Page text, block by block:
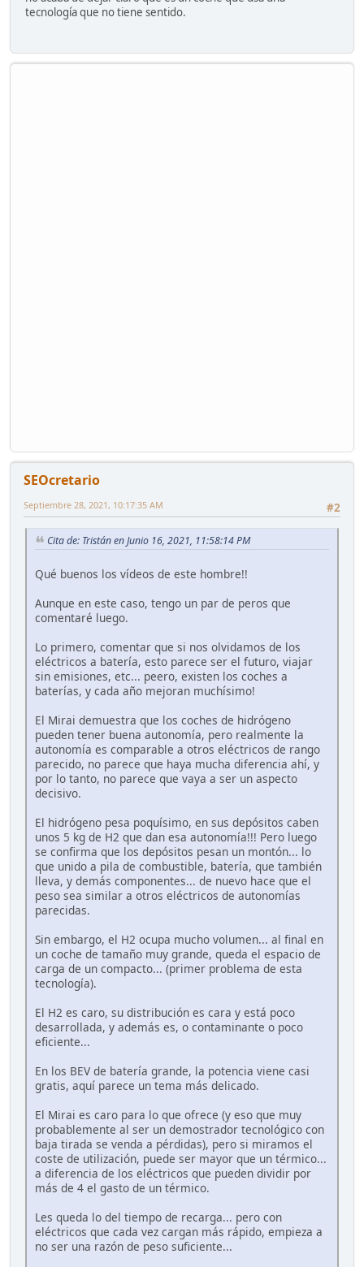
tecnología que no tiene sentido.
SEOcretario
#2
Septiembre 28, 2021, 10:17:35 AM
Cita de: Tristán en Junio 16, 2021, 11:58:14 PM
Qué buenos los vídeos de este hombre!!
Aunque en este caso, tengo un par de peros que
comentaré luego.
Lo primero, comentar que si nos olvidamos de los
eléctricos a batería, esto parece ser el futuro, viajar
sin emisiones, etc... peero, existen los coches a
baterías, y cada año mejoran muchísimo!
El Mirai demuestra que los coches de hidrógeno
pueden tener buena autonomía, pero realmente la
autonomía es comparable a otros eléctricos de rango
parecido, no parece que haya mucha diferencia ahí, y
por lo tanto, no parece que vaya a ser un aspecto
decisivo.
El hidrógeno pesa poquísimo, en sus depósitos caben
unos 5 kg de H2 que dan esa autonomía!!! Pero luego
se confirma que los depósitos pesan un montón... lo
que unido a pila de combustible, batería, que también
lleva, y demás componentes... de nuevo hace que el
peso sea similar a otros eléctricos de autonomías
parecidas.
Sin embargo, el H2 ocupa mucho volumen... al final en
un coche de tamaño muy grande, queda el espacio de
carga de un compacto... (primer problema de esta
tecnología).
El H2 es caro, su distribución es cara y está poco
desarrollada, y además es, o contaminante o poco
eficiente...
En los BEV de batería grande, la potencia viene casi
gratis, aquí parece un tema más delicado.
El Mirai es caro para lo que ofrece (y eso que muy
probablemente al ser un demostrador tecnológico con
baja tirada se venda a pérdidas), pero si miramos el
coste de utilización, puede ser mayor que un térmico...
a diferencia de los eléctricos que pueden dividir por
más de 4 el gasto de un térmico.
Les queda lo del tiempo de recarga... pero con
eléctricos que cada vez cargan más rápido, empieza a
no ser una razón de peso suficiente...